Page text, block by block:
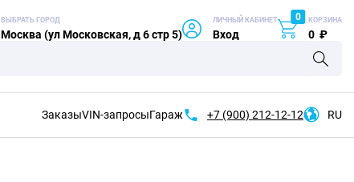
ВЫБРАТЬ ГОРОД
Москва (ул Московская, д 6 стр 5)
ЛИЧНЫЙ КАБИНЕТ
Вход
0 КОРЗИНА
0 ₽
ЗаказыVIN-запросыГараж +7 (900) 212-12-12 RU